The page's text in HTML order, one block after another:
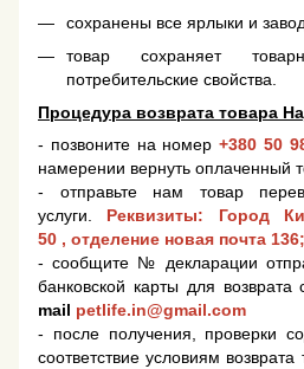
сохранены все ярлыки и
товар сохраняет
потребительские свойства.
Процедура возврата товара
- позвоните на номер +380 50
намерении вернуть оплаченный
- отправьте нам товар
услуги. Реквизиты: Город
50 , отделение новая почта 136;
- сообщите № декларации
банковской карты для возврата
mail petlife.in@gmail.com
- после получения, проверки
соответствие условиям